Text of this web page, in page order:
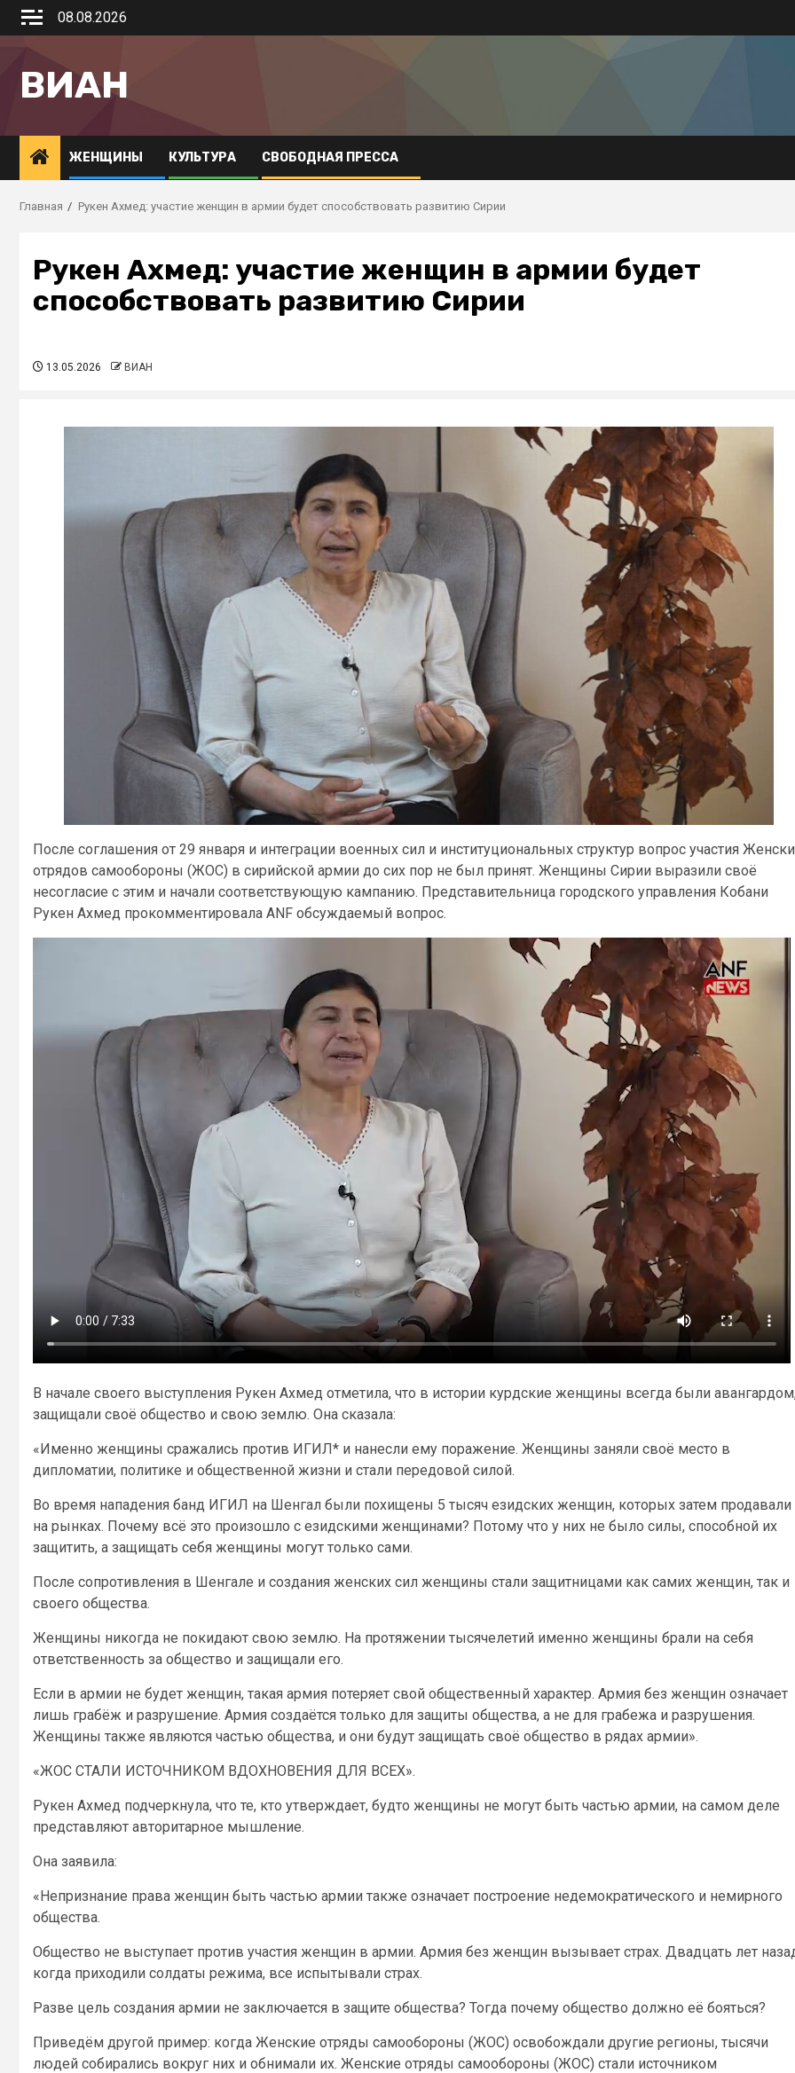
08.08.2026
ВИАН
ЖЕНЩИНЫ КУЛЬТУРА СВОБОДНАЯ ПРЕССА
Главная Рукен Ахмед: участие женщин в армии будет способствовать развитию Сирии
Рукен Ахмед: участие женщин в армии будет
способствовать развитию Сирии
13.05.2026 ВИАН
После соглашения от 29 января и интеграции военных сил и институциональных структур вопрос участия
отрядов самообороны (ЖОС) в сирийской армии до сих пор не был принят. Женщины Сирии выразили своё
несогласие с этим и начали соответствующую кампанию. Представительница городского управления Кобани
Рукен Ахмед прокомментировала ANF обсуждаемый вопрос.
В начале своего выступления Рукен Ахмед отметила, что в истории курдские женщины всегда были
защищали своё общество и свою землю. Она сказала:
«Именно женщины сражались против ИГИЛ* и нанесли ему поражение. Женщины заняли своё место в
дипломатии, политике и общественной жизни и стали передовой силой.
Во время нападения банд ИГИЛ на Шенгал были похищены 5 тысяч езидских женщин, которых затем продавали
на рынках. Почему всё это произошло с езидскими женщинами? Потому что у них не было силы, способной их
защитить, а защищать себя женщины могут только сами.
После сопротивления в Шенгале и создания женских сил женщины стали защитницами как самих женщин, так и
своего общества.
Женщины никогда не покидают свою землю. На протяжении тысячелетий именно женщины брали на себя
ответственность за общество и защищали его.
Если в армии не будет женщин, такая армия потеряет свой общественный характер. Армия без женщин означает
лишь грабёж и разрушение. Армия создаётся только для защиты общества, а не для грабежа и разрушения.
Женщины также являются частью общества, и они будут защищать своё общество в рядах армии».
«ЖОС СТАЛИ ИСТОЧНИКОМ ВДОХНОВЕНИЯ ДЛЯ ВСЕХ».
Рукен Ахмед подчеркнула, что те, кто утверждает, будто женщины не могут быть частью армии, на самом деле
представляют авторитарное мышление.
Она заявила:
«Непризнание права женщин быть частью армии также означает построение недемократического и немирного
общества.
Общество не выступает против участия женщин в армии. Армия без женщин вызывает страх. Двадцать лет
когда приходили солдаты режима, все испытывали страх.
Разве цель создания армии не заключается в защите общества? Тогда почему общество должно её бояться?
Приведём другой пример: когда Женские отряды самообороны (ЖОС) освобождали другие регионы, тысячи
людей собирались вокруг них и обнимали их. Женские отряды самообороны (ЖОС) стали источником